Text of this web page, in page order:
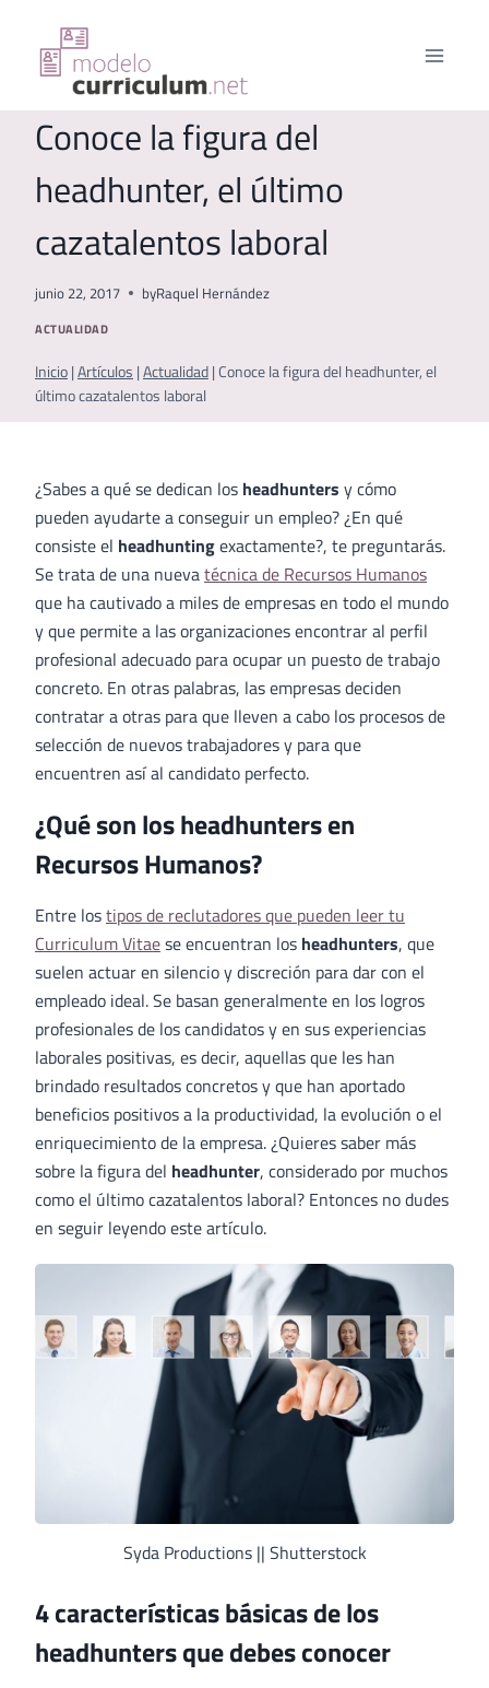
contenido
Conoce la figura del
headhunter, el último
cazatalentos laboral
junio 22, 2017 byRaquel Hernández
ACTUALIDAD
Inicio | Artículos | Actualidad | Conoce la figura del headhunter, el
último cazatalentos laboral
¿Sabes a qué se dedican los headhunters y cómo
pueden ayudarte a conseguir un empleo? ¿En qué
consiste el headhuntingexactamente?, te preguntarás.
Se trata de una nuevatécnica de Recursos Humanos
que ha cautivado a miles de empresas en todo el mundo
y que permite a las organizaciones encontrar al perfil
profesional adecuado para ocupar un puesto de trabajo
concreto. En otras palabras, las empresas deciden
contratar a otras para que lleven a cabo los procesos de
selección de nuevos trabajadores y para que
encuentren así al candidato perfecto.
¿Qué son los headhunters en
Recursos Humanos?
Entre lostipos de reclutadores que pueden leer tu
Curriculum Vitaese encuentran los headhunters, que
suelen actuar en silencio y discreción para dar con el
empleado ideal. Se basan generalmente en los logros
profesionalesde los candidatos y en sus experiencias
laborales positivas, es decir, aquellas que les han
brindado resultados concretos y que han aportado
beneficios positivos a la productividad, la evolución o el
enriquecimiento de la empresa. ¿Quieres saber más
sobre la figura del headhunter, considerado por muchos
como el último cazatalentos laboral? Entonces no dudes
en seguir leyendo este artículo.
Syda Productions || Shutterstock
4 características básicas de los
headhunters que debes conocer